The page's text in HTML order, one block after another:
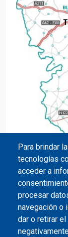
Para brindar
tecnologías
acceder a
procesar
navegación o
dar o retirar